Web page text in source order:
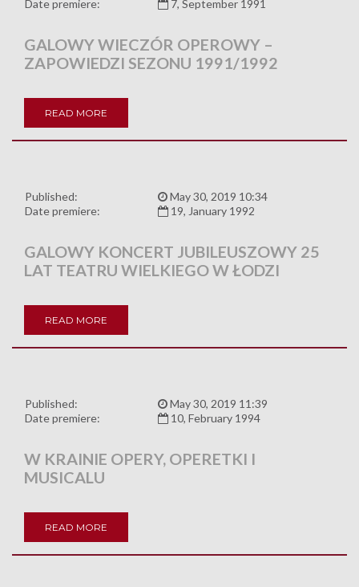
Date premiere: 7, September 1991
GALOWY WIECZÓR OPEROWY –
ZAPOWIEDZI SEZONU 1991/1992
READ MORE
Published:
May 30, 2019 10:34
Date premiere:
19, January 1992
GALOWY KONCERT JUBILEUSZOWY 25
LAT TEATRU WIELKIEGO W ŁODZI
READ MORE
Published:
May 30, 2019 11:39
Date premiere:
10, February 1994
W KRAINIE OPERY, OPERETKI I
MUSICALU
READ MORE